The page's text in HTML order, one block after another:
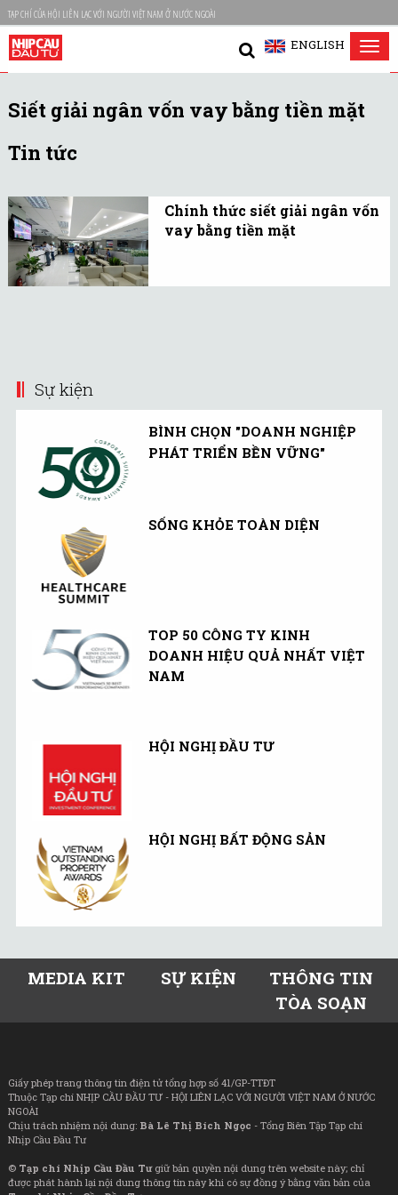
TẠP CHÍ CỦA HỘI LIÊN LẠC VỚI NGƯỜI VIỆT NAM Ở NƯỚC NGOÀI
ENGLISH
Siết giải ngân vốn vay bằng tiền mặt
Tin tức
Chính thức siết giải ngân vốn
vay bằng tiền mặt
Sự kiện
BÌNH CHỌN "DOANH NGHIỆP
PHÁT TRIỂN BỀN VỮNG"
SỐNG KHỎE TOÀN DIỆN
TOP 50 CÔNG TY KINH
DOANH HIỆU QUẢ NHẤT VIỆT
NAM
HỘI NGHỊ ĐẦU TƯ
HỘI NGHỊ BẤT ĐỘNG SẢN
MEDIA KIT SỰ KIỆN
THÔNG TIN
TÒA SOẠN
Giấy phép trang thông tin điện tử tổng hợp số 41/GP-TTĐT
Thuộc Tạp chí NHỊP CẦU ĐẦU TƯ - HỘI LIÊN LẠC VỚI NGƯỜI VIỆT NAM Ở NƯỚC
NGOÀI
Chịu trách nhiệm nội dung: Bà Lê Thị Bích Ngọc - Tổng Biên Tập Tạp chí
Nhịp Cầu Đầu Tư
© Tạp chí Nhịp Cầu Đầu Tưgiữ bản quyền nội dung trên website này; chỉ
được phát hành lại nội dung thông tin này khi có sự đồng ý bằng văn bản của